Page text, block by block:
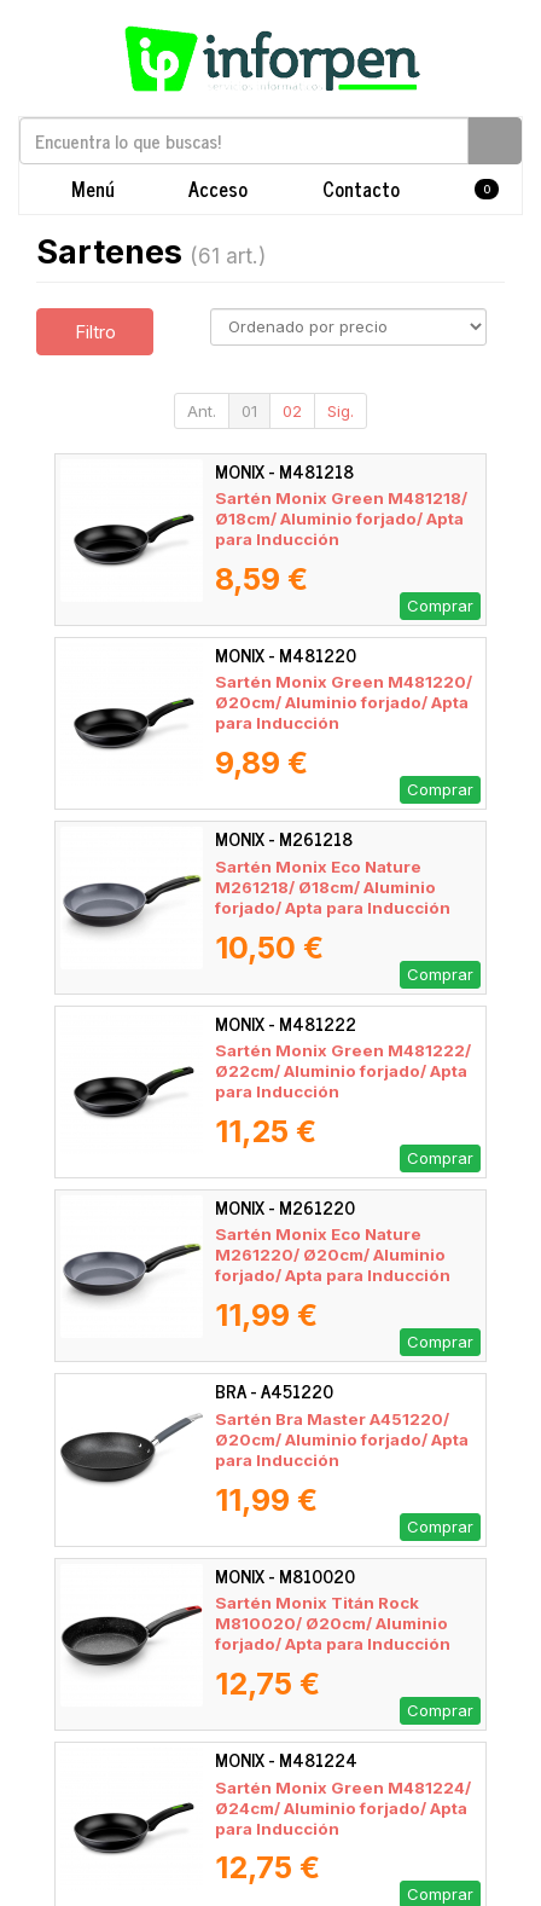
Menú Acceso Contacto 0
Sartenes (61 art.)
Filtro
Ant. 01 02 Sig.
MONIX - M481218
Sartén Monix Green M481218/
Ø18cm/ Aluminio forjado/ Apta
para Inducción
8,59 €
Comprar
MONIX - M481220
Sartén Monix Green M481220/
Ø20cm/ Aluminio forjado/ Apta
para Inducción
9,89 €
Comprar
MONIX - M261218
Sartén Monix Eco Nature
M261218/ Ø18cm/ Aluminio
forjado/ Apta para Inducción
10,50 €
Comprar
MONIX - M481222
Sartén Monix Green M481222/
Ø22cm/ Aluminio forjado/ Apta
para Inducción
11,25 €
Comprar
MONIX - M261220
Sartén Monix Eco Nature
M261220/ Ø20cm/ Aluminio
forjado/ Apta para Inducción
11,99 €
Comprar
BRA - A451220
Sartén Bra Master A451220/
Ø20cm/ Aluminio forjado/ Apta
para Inducción
11,99 €
Comprar
MONIX - M810020
Sartén Monix Titán Rock
M810020/ Ø20cm/ Aluminio
forjado/ Apta para Inducción
12,75 €
Comprar
MONIX - M481224
Sartén Monix Green M481224/
Ø24cm/ Aluminio forjado/ Apta
para Inducción
12,75 €
Comprar